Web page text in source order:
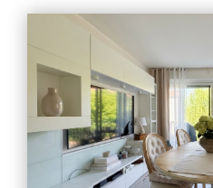
agrémenté d'une cheminée
d'hiver. Une cuisine
complète ce niveau. À l'étage,
dont une traversante, ainsi
salle d'eau. À l'extérieur, un
000 m² accompagne la
piscinable. Deux garages
facilitent le stationnement.
balades en forêt, tout en
offrant tous les commerces
Cette maison est faite pour
par les transports
senlisiens et dispose